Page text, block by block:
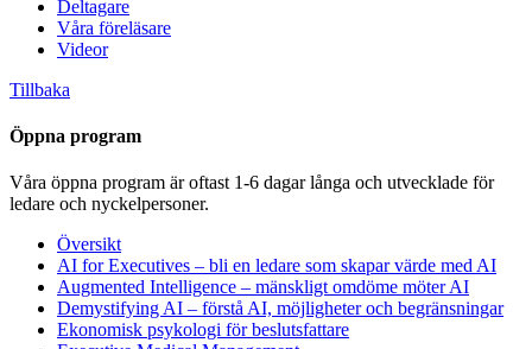
Deltagare
Våra föreläsare
Videor
Tillbaka
Öppna program
Våra öppna program är oftast 1-6 dagar långa och utvecklade för
ledare och nyckelpersoner.
Översikt
AI for Executives – bli en ledare som skapar värde med AI
Augmented Intelligence – mänskligt omdöme möter AI
Demystifying AI – förstå AI, möjligheter och begränsningar
Ekonomisk psykologi för beslutsfattare